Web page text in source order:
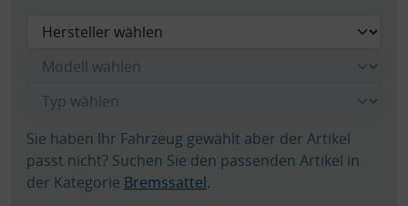
Sie haben Ihr Fahrzeug gewählt aber der Artikel
passt nicht? Suchen Sie den passenden Artikel in
der Kategorie Bremssattel.